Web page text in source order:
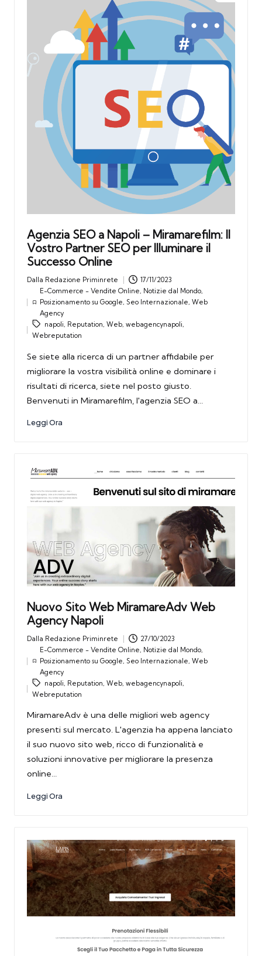
Agenzia SEO a Napoli – Miramarefilm: Il
Vostro Partner SEO per Illuminare il
Successo Online
Posted
Dalla Redazione Priminrete 17/11/2023
Posted
in
E-Commerce - Vendite Online, Notizie dal Mondo,
Posizionamento su Google,Seo Internazionale,Web
Agency
Tags:
napoli, Reputation, Web, webagencynapoli,
Webreputation
Se siete alla ricerca di un partner affidabile per
migliorare la vostra visibilità online e dominare i
risultati di ricerca, siete nel posto giusto.
Benvenuti in Miramarefilm, l'agenzia SEO a…
Leggi Ora
Nuovo Sito Web MiramareAdv Web
Agency Napoli
Posted
Dalla Redazione Priminrete 27/10/2023
Posted
in
E-Commerce - Vendite Online, Notizie dal Mondo,
Posizionamento su Google,Seo Internazionale,Web
Agency
Tags:
napoli, Reputation, Web, webagencynapoli,
Webreputation
MiramareAdv è una delle migliori web agency
presenti sul mercato. L'agenzia ha appena lanciato
il suo nuovo sito web, ricco di funzionalità e
soluzioni innovative per migliorare la presenza
online…
Leggi Ora